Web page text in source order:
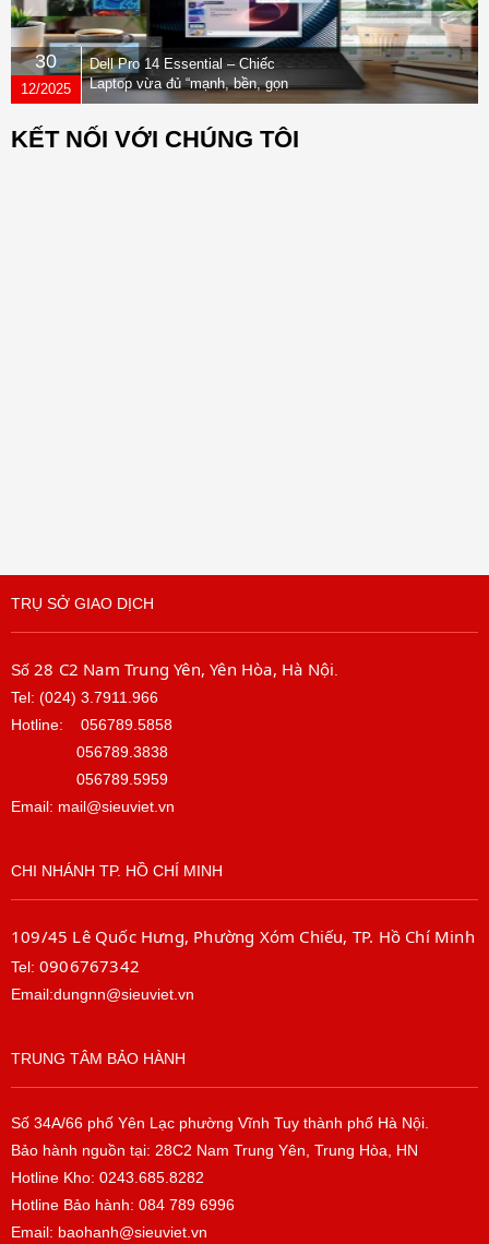
30
12/2025
Dell Pro 14 Essential – Chiếc
Laptop vừa đủ “mạnh, bền, gọn
nhẹ” dành cho dân văn phòng
KẾT NỐI VỚI CHÚNG TÔI
TRỤ SỞ GIAO DỊCH
Số 28 C2 Nam Trung Yên, Yên Hòa, Hà Nội
Tel: (024) 3.7911.966
Hotline: 056789.5858
056789.3838
056789.5959
Email: mail@sieuviet.vn
CHI NHÁNH TP. HỒ CHÍ MINH
109/45 Lê Quốc Hưng, Phường Xóm Chiếu, TP. Hồ Chí Minh
Tel: 0906767342
Email:dungnn@sieuviet.vn
TRUNG TÂM BẢO HÀNH
Số 34A/66 phố Yên Lạc phường Vĩnh Tuy thành phố Hà Nội.
Bảo hành nguồn tại: 28C2 Nam Trung Yên, Trung Hòa, HN
Hotline Kho: 0243.685.8282
Hotline Bảo hành: 084 789 6996
Email: baohanh@sieuviet.vn